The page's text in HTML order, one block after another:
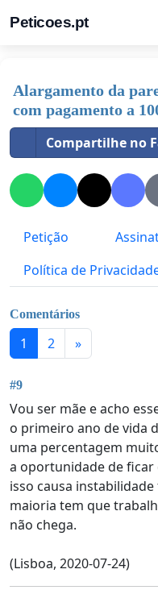
Peticoes.pt
Alargamento da
com pagamento a
Compartilhe no
Petição
Política de
Comentários
1 2 »
#9
Vou ser mãe e acho
o primeiro ano de vida
uma percentagem
a oportunidade de ficar
isso causa
maioria tem que
não chega.
(Lisboa, 2020-07-24)